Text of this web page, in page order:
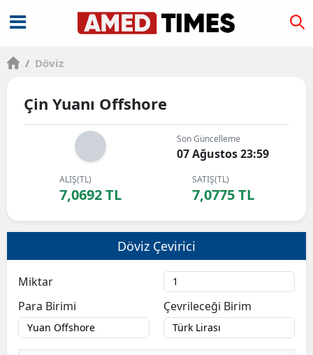
/ Döviz
Çin Yuanı Offshore
Son Güncelleme
07 Ağustos 23:59
ALIŞ(TL)
7,0692 TL
SATIŞ(TL)
7,0775 TL
Döviz Çevirici
Miktar
Para Birimi
Çevrileceği Birim